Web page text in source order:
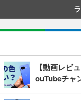
【動画レビ
ouTubeチャ